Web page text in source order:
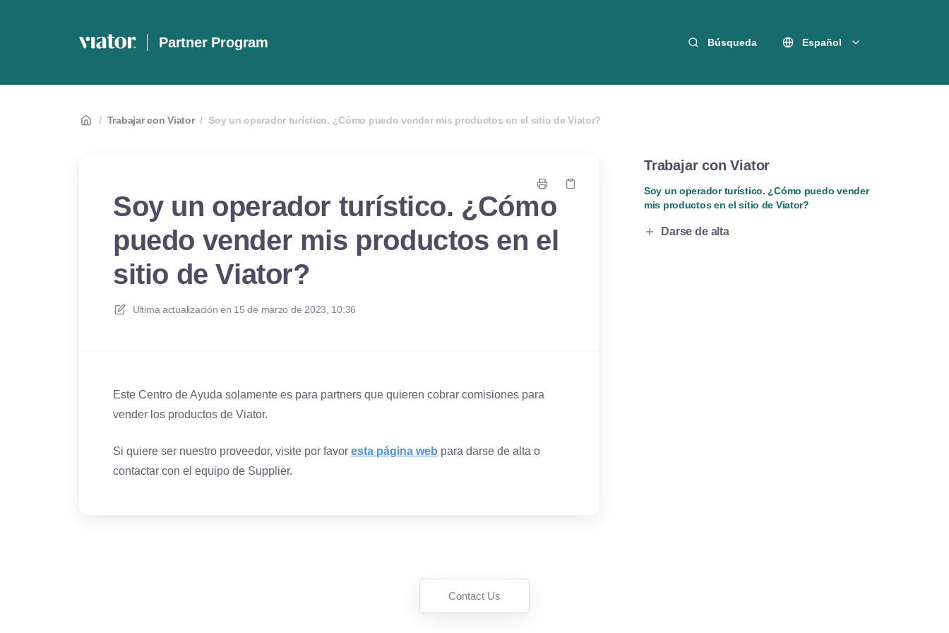
Partner Program Búsqueda Español
/ Trabajar con Viator / Soy un operador turístico. ¿Cómo puedo vender mis productos en el sitio de Viator?
Soy un operador turístico. ¿Cómo
puedo vender mis productos en el
sitio de Viator?
Ultima actualización en 15 de marzo de 2023, 10:36
Este Centro de Ayuda solamente es para partners que quieren cobrar comisiones para
vender los productos de Viator.
Si quiere ser nuestro proveedor, visite por favor esta página web para darse de alta o
contactar con el equipo de Supplier.
Trabajar con Viator
Soy un operador turístico. ¿Cómo puedo vender
mis productos en el sitio de Viator?
Darse de alta
Contact Us